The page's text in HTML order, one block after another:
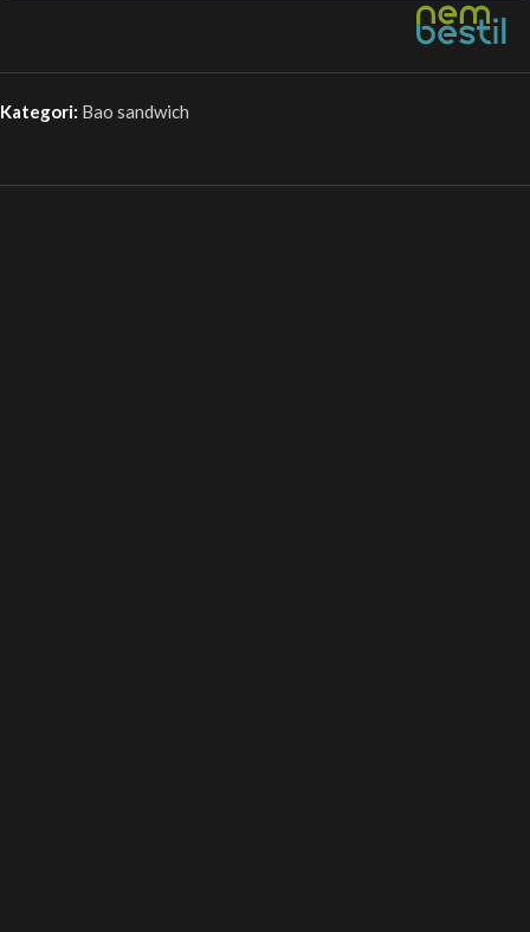
Kategori: Bao sandwich